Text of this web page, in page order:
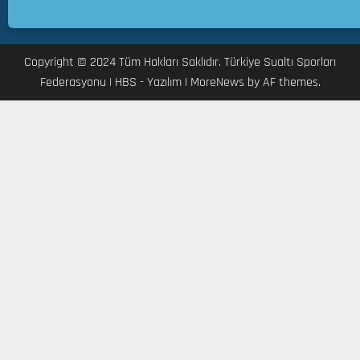
ı
06.08.2026
Copyright © 2024 Tüm Hakları Saklıdır. Türkiye Sualtı Sporları
Federasyonu | HBS - Yazılım | MoreNews by AF themes.